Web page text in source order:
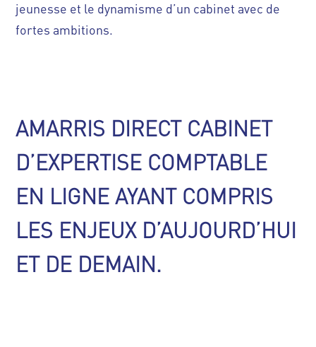
jeunesse et le dynamisme d’un cabinet avec de
fortes ambitions.
AMARRIS DIRECT CABINET
D’EXPERTISE COMPTABLE
EN LIGNE AYANT COMPRIS
LES ENJEUX D’AUJOURD’HUI
ET DE DEMAIN.